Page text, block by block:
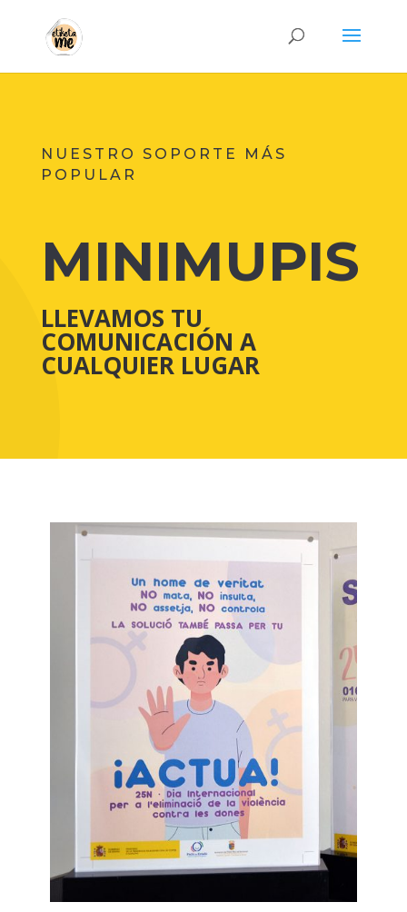
NUESTRO SOPORTE MÁS
POPULAR
MINIMUPIS
LLEVAMOS TU
COMUNICACIÓN A
CUALQUIER LUGAR